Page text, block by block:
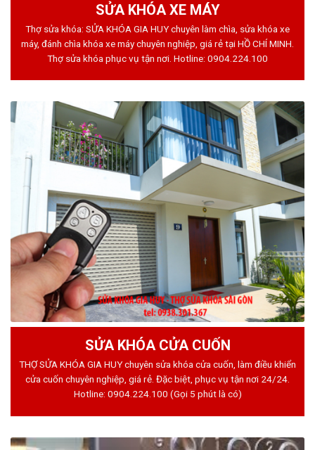
SỬA KHÓA XE MÁY
Thợ sửa khóa: SỬA KHÓA GIA HUY chuyên làm chìa, sửa khóa xe
máy, đánh chìa khóa xe máy chuyên nghiệp, giá rẻ tại HỒ CHÍ MINH.
Thợ sửa khóa phục vụ tận nơi. Hotline: 0904.224.100
SỬA KHÓA CỬA CUỐN
THỢ SỬA KHÓA GIA HUY chuyên sửa khóa cửa cuốn, làm điều khiển
cửa cuốn chuyên nghiệp, giá rẻ. Đặc biệt, phục vụ tận nơi 24/24.
Hotline: 0904.224.100 (Gọi 5 phút là có)